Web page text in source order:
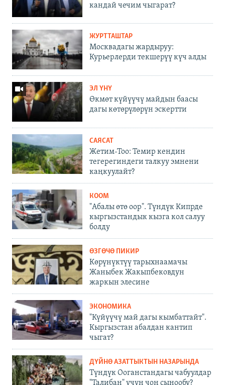
кандай чечим чыгарат?
ЖУРТТАШТАР
Москвадагы жардыруу:
Курьерлерди текшерүү күч алды
ЭЛ ҮНҮ
Өкмөт күйүүчү майдын баасы
дагы көтөрүлөрүн эскертти
САЯСАТ
Жетим-Тоо: Темир кендин
тегерегиндеги талкуу эмнени
каңкуулайт?
КООМ
"Абалы өтө оор". Түндүк Кипрде
кыргызстандык кызга кол салуу
болду
ӨЗГӨЧӨ ПИКИР
Көрүнүктүү тарыхнаамачы
Жаныбек Жакыпбековдун
жаркын элесине
ЭКОНОМИКА
"Күйүүчү май дагы кымбаттайт".
Кыргызстан абалдан кантип
чыгат?
ДҮЙНӨ АЗАТТЫКТЫН НАЗАРЫНДА
Түндүк Ооганстандагы чабуулдар
"Талибан" үчүн чоң сынообу?